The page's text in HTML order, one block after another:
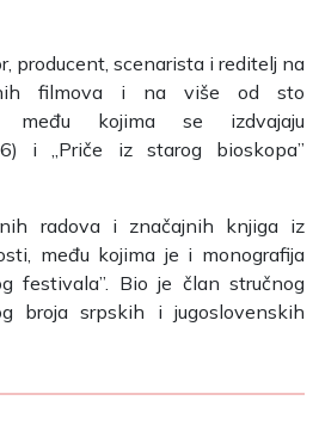
producent, scenarista i reditelj na
filmova i na više od sto
među kojima se izdvajaju
i „Priče iz starog bioskopa”
radova i značajnih knjiga iz
među kojima je i monografija
festivala”. Bio je član stručnog
broja srpskih i jugoslovenskih